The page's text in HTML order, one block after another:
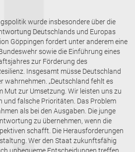
wurde insbesondere über die
Deutschlands und Europas
Göppingen fordert unter anderem eine
sowie die Einführung eines
zur Förderung des
Insgesamt müsse Deutschland
wahrnehmen. „Deutschland fehlt es
Mut zur Umsetzung. Wir leisten uns zu
und falsche Prioritäten. Das Problem
als bei den Ausgaben. Die junge
zu übernehmen, wenn die
schafft. Die Herausforderungen
Wer den Staat zukunftsfähig
unbequeme Entscheidungen treffen.